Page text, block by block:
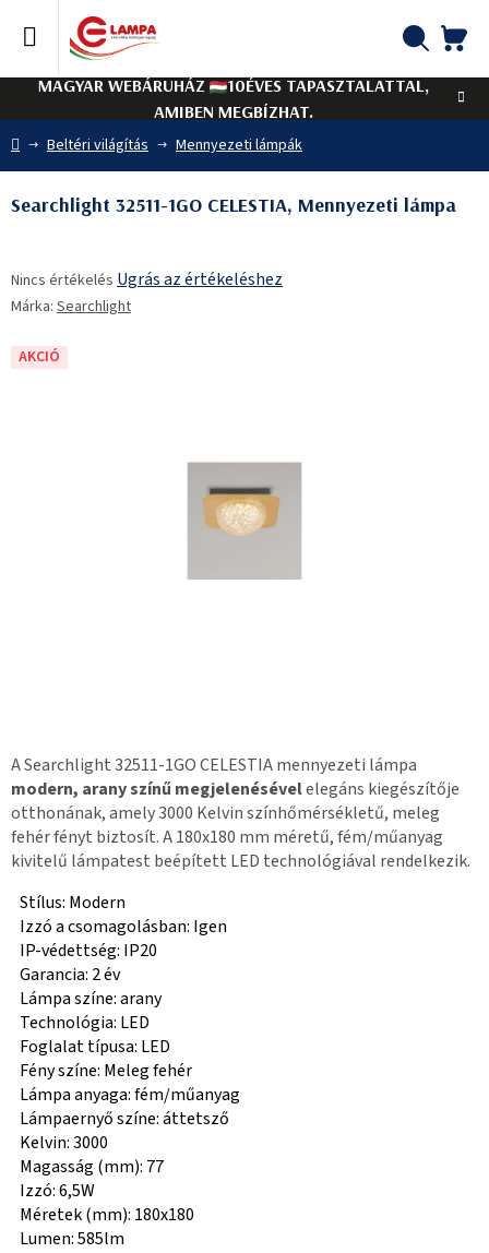
tartalomhoz
MAGYAR WEBÁRUHÁZ
10ÉVES TAPASZTALATTAL,
AMIBEN MEGBÍZHAT.
Kezdőlap
Beltéri világítás Mennyezeti lámpák
A Searchlight 32511-1GO CELESTIA mennyezeti lámpa
modern, arany színű megjelenésévelelegáns kiegészítője
otthonának, amely 3000 Kelvin színhőmérsékletű, meleg
fehér fényt biztosít. A 180x180 mm méretű, fém/műanyag
kivitelű lámpatest beépített LED technológiával rendelkezik.
Stílus: Modern
Izzó a csomagolásban: Igen
IP-védettség: IP20
Garancia: 2 év
Lámpa színe: arany
Technológia: LED
Foglalat típusa: LED
Fény színe: Meleg fehér
Lámpa anyaga: fém/műanyag
Lámpaernyő színe: áttetsző
Kelvin: 3000
Magasság (mm): 77
Izzó: 6,5W
Méretek (mm): 180x180
Lumen: 585lm
Searchlight 32511-1GO CELESTIA, Mennyezeti lámpa
termék
átlagos
5-
Nincs értékelés Ugrás az értékeléshez
Márka: Searchlight
AKCIÓ